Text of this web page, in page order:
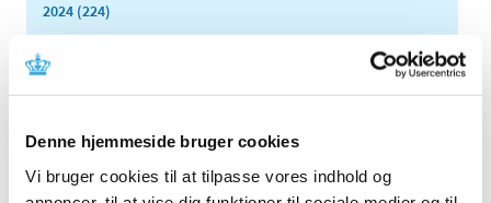
Denne hjemmeside bruger cookies
Vi bruger cookies til at tilpasse vores indhold og
2024 (224)
2023 (195)
2022 (197)
2021 (516)
2020 (263)
2018 (150)